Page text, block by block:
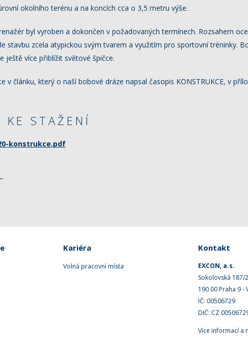
okolního terénu a na koncích cca o 3,5 metru výše.
byl vyroben a dokončen v požadovaných termínech. Rozsahem
stavbu zcela atypickou svým tvarem a využitím pro sportovní tréninky.
ještě více přiblížit světové špičce.
v článku, který o naší bobové dráze napsal časopis KONSTRUKCE, v
KE STAŽENÍ
konstrukce.pdf
Kariéra
Volná pracovní místa
Kontakt
EXCON, a.s.
Sokolovská 187/
190 00 Praha 9 -
IČ: 00506729
DIČ: CZ
Více informací a